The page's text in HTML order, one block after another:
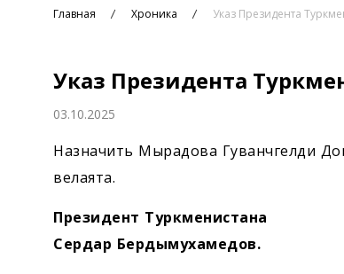
Сотрудничество
Экономика
Культура
Главная Хроника Указ Президента
Указ Президента
03.10.2025
Назначить Мырадова Гуванчгелди
велаята.
Президент Туркменистана
Сердар Бердымухамедов.